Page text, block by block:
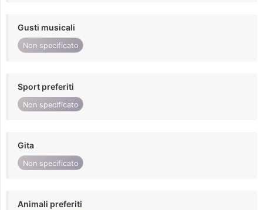
Gusti musicali
Non specificato
Sport preferiti
Non specificato
Gita
Non specificato
Animali preferiti